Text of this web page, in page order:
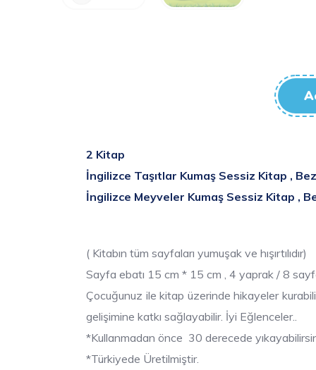
2 Kitap
İngilizce Taşıtlar Kumaş Sessiz Kitap ,
İngilizce Meyveler Kumaş Sessiz Kitap ,
( Kitabın tüm sayfaları yumuşak ve hışırtılıdır)
Sayfa ebatı 15 cm * 15 cm , 4 yaprak / 8
Çocuğunuz ile kitap üzerinde hikayeler
gelişimine katkı sağlayabilir. İyi Eğlenceler..
*Kullanmadan önce 30 derecede
*Türkiyede Üretilmiştir.